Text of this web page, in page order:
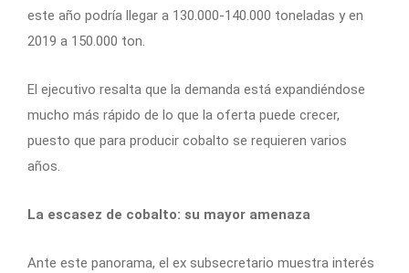
este año podría llegar a 130.000-140.000 toneladas y en
2019 a 150.000 ton.
El ejecutivo resalta que la demanda está expandiéndose
mucho más rápido de lo que la oferta puede crecer,
puesto que para producir cobalto se requieren varios
años.
La escasez de cobalto: su mayor amenaza
Ante este panorama, el ex subsecretario muestra interés